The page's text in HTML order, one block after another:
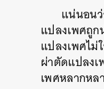
แน่นอน
แปลงเพศถู
แปลงเพศไม่
ผ่าตัดแปลงเ
เพศหลากหล